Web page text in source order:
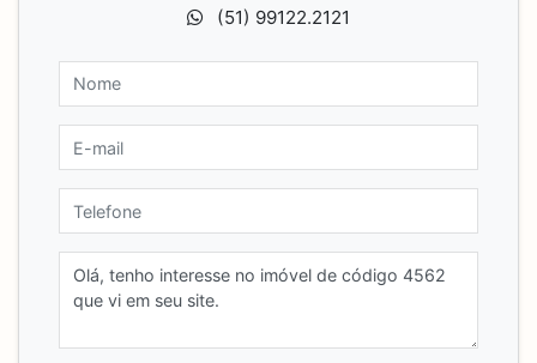
(51) 99122.2121